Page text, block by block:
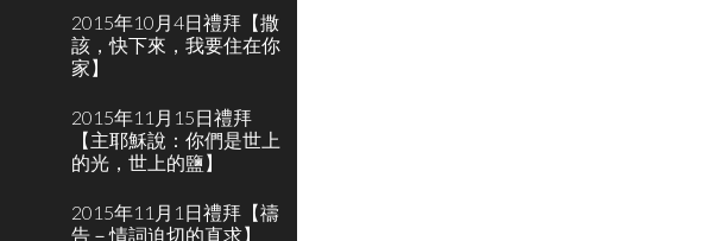
2015年10月4日禮拜【撒
該，快下來，我要住在你
家】
2015年11月15日禮拜
【主耶穌說：你們是世上
的光，世上的鹽】
2015年11月1日禮拜【禱
告－情詞迫切的直求】